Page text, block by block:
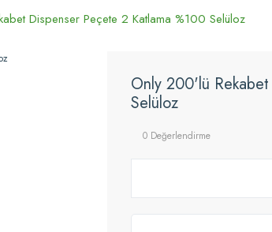
Dispenser Peçete 2 Katlama %100 Selüloz
Only 200'lü
Selüloz
0 Değerlendirme